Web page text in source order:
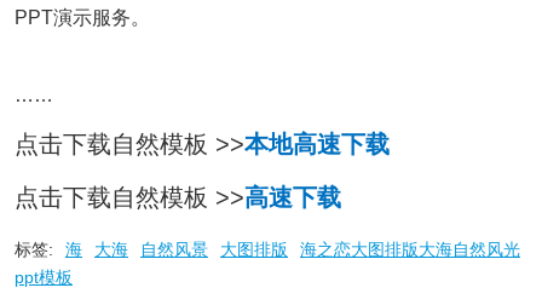
PPT演示服务。
……
点击下载自然模板 >>本地高速下载
点击下载自然模板 >>高速下载
标签: 海 大海 自然风景 大图排版
海之恋大图排版大海自然风光
ppt模板